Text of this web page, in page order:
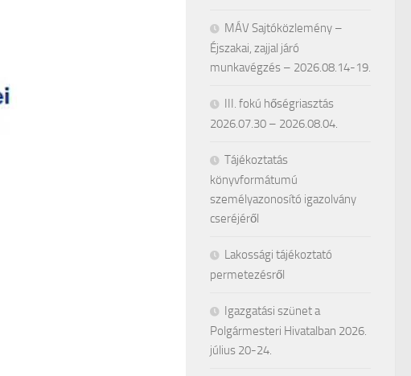
MÁV Sajtóközlemény –
Éjszakai, zajjal járó
munkavégzés – 2026.08.14-19.
III. fokú hőségriasztás
2026.07.30 – 2026.08.04.
Tájékoztatás
könyvformátumú
személyazonosító igazolvány
cseréjéről
Lakossági tájékoztató
permetezésről
Igazgatási szünet a
Polgármesteri Hivatalban 2026.
július 20-24.